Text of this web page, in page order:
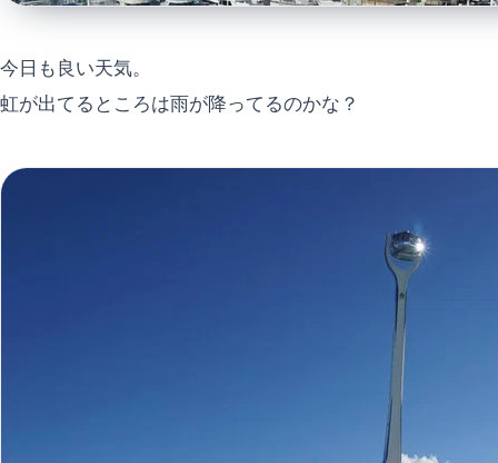
今日も良い天気。
虹が出てるところは雨が降ってるのかな？